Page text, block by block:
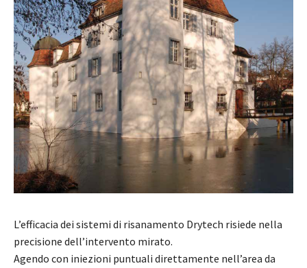
L’efficacia dei sistemi di risanamento Drytech risiede nella
precisione dell’intervento mirato.
Agendo con iniezioni puntuali direttamente nell’area da